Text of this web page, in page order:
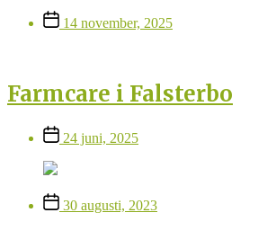
Inläggsdatum
14 november, 2025
Farmcare i Falsterbo
Inläggsdatum
24 juni, 2025
Inläggsdatum
30 augusti, 2023